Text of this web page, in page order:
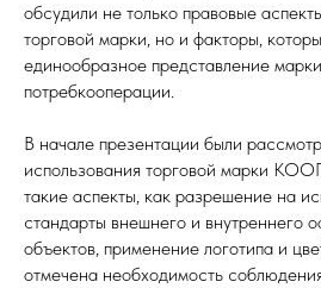
обсудили не только правовые
торговой марки, но и факторы,
единообразное представление
потребкооперации.
В начале презентации были
использования торговой марки
такие аспекты, как разрешение на
стандарты внешнего и внутреннего
объектов, применение логотипа и
отмечена необходимость